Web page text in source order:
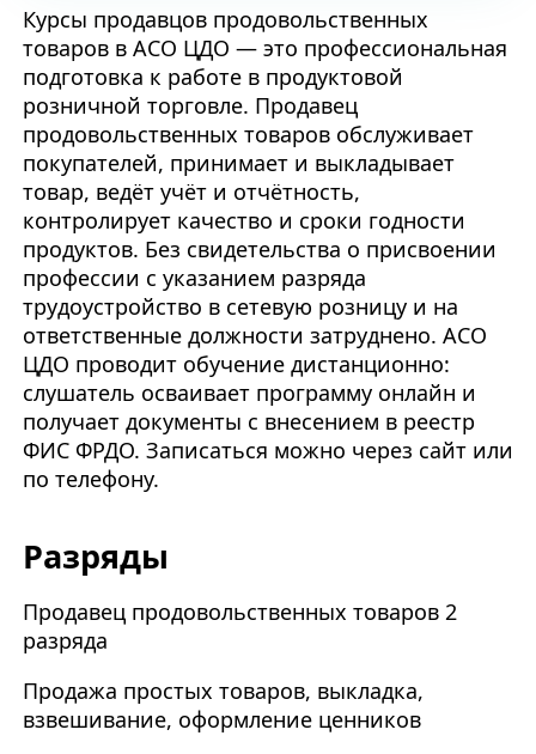
Курсы продавцов продовольственных
товаров в АСО ЦДО — это профессиональная
подготовка к работе в продуктовой
розничной торговле. Продавец
продовольственных товаров обслуживает
покупателей, принимает и выкладывает
товар, ведёт учёт и отчётность,
контролирует качество и сроки годности
продуктов. Без свидетельства о присвоении
профессии с указанием разряда
трудоустройство в сетевую розницу и на
ответственные должности затруднено. АСО
ЦДО проводит обучение дистанционно:
слушатель осваивает программу онлайн и
получает документы с внесением в реестр
ФИС ФРДО. Записаться можно через сайт или
по телефону.
Разряды
Продавец продовольственных товаров 2
разряда
Продажа простых товаров, выкладка,
взвешивание, оформление ценников